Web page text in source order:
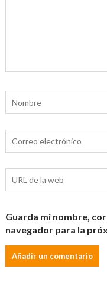
Guarda mi nombre,
navegador para la